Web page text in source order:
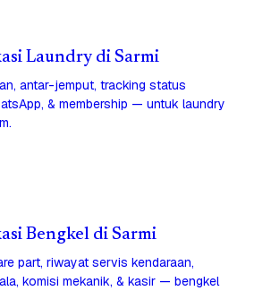
Laundry di Sarmi
antar-jemput, tracking status
& membership — untuk laundry
Bengkel di Sarmi
part, riwayat servis kendaraan,
komisi mekanik, & kasir — bengkel